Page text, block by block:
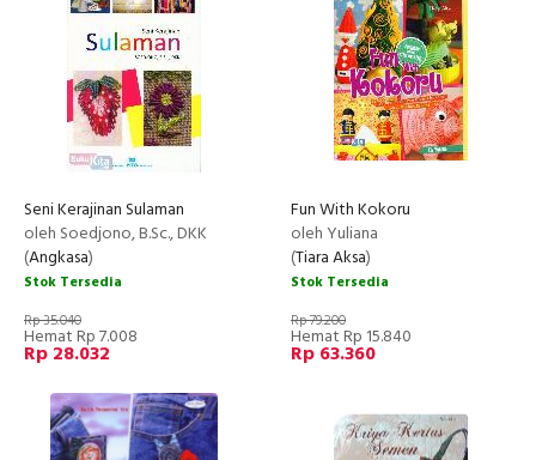
Seni Kerajinan Sulaman
oleh Soedjono, B.Sc., DKK
(Angkasa)
Stok Tersedia
Rp 35.040
Hemat Rp 7.008
Rp 28.032
Fun With Kokoru
oleh Yuliana
(Tiara Aksa)
Stok Tersedia
Rp 79.200
Hemat Rp 15.840
Rp 63.360